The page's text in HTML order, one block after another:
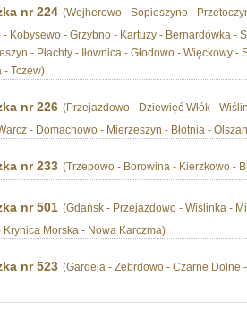
nr 224 (Wejherowo - Sopieszyno -
- Kobysewo - Grzybno - Kartuzy - Bernardówka
- Płachty - Iłownica - Głodowo - Więckowy
- Tczew)
nr 226 (Przejazdowo - Dziewięć Włók -
- Domachowo - Mierzeszyn - Błotnia -
nr 233 (Trzepowo - Borowina - Kierzkowo -
nr 501 (Gdańsk - Przejazdowo - Wiślinka -
Morska - Nowa Karczma)
nr 523 (Gardeja - Zebrdowo - Czarne Dolne